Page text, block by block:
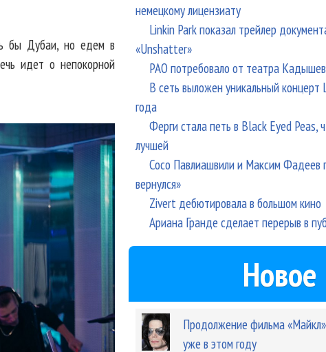
бы Дубаи, но едем в
идет о непокорной
немецкому лицензиату
Linkin Park показал трейлер
«Unshatter»
РАО потребовало от театра
В сеть выложен уникальный
года
Ферги стала петь в Black Eyed Peas,
лучшей
Сосо Павлиашвили и Максим Фадеев
вернулся»
Zivert дебютировала в большом кино
Ариана Гранде сделает перерыв в
Новое
Продолжение фильма
уже в этом году